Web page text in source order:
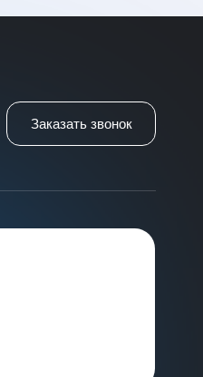
Заказать звонок